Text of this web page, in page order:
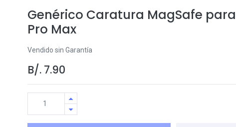
Genérico Caratura MagSafe para
Pro Max
Vendido sin Garantía
B/. 7.90